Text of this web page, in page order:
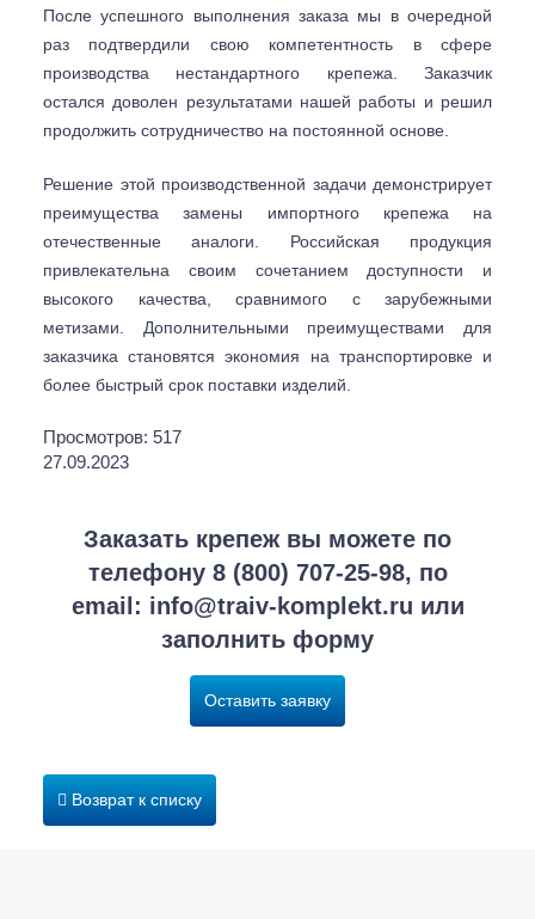
После успешного выполнения заказа мы в очередной
раз подтвердили свою компетентность в сфере
производства нестандартного крепежа. Заказчик
остался доволен результатами нашей работы и решил
продолжить сотрудничество на постоянной основе.
Решение этой производственной задачи демонстрирует
преимущества замены импортного крепежа на
отечественные аналоги. Российская продукция
привлекательна своим сочетанием доступности и
высокого качества, сравнимого с зарубежными
метизами. Дополнительными преимуществами для
заказчика становятся экономия на транспортировке и
более быстрый срок поставки изделий.
Просмотров: 517
27.09.2023
Заказать крепеж вы можете по
телефону 8 (800) 707-25-98, по
email: info@traiv-komplekt.ru или
заполнить форму
Оставить заявку
Возврат к списку